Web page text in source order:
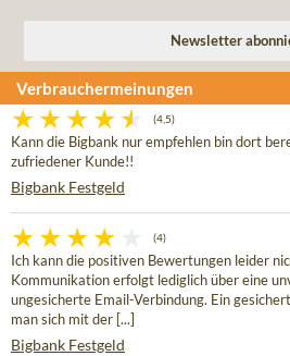
Verbrauchermeinungen
(4,5)
Kann die Bigbank nur empfehlen bin dort
zufriedener Kunde!!
Bigbank Festgeld
(4)
Ich kann die positiven Bewertungen leider
Kommunikation erfolgt lediglich über eine
ungesicherte Email-Verbindung. Ein
man sich mit der [...]
Bigbank Festgeld